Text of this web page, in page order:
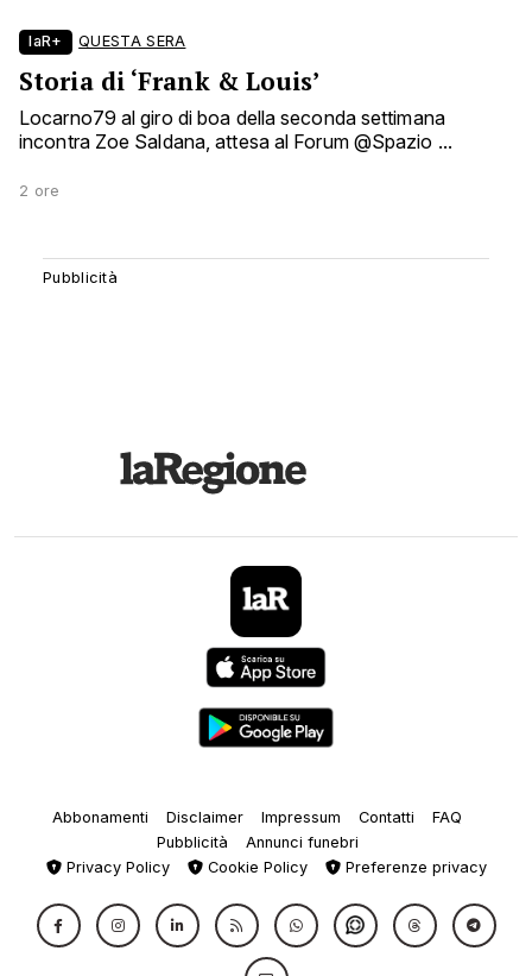
laR+ QUESTA SERA
Storia di ‘Frank & Louis’
Locarno79 al giro di boa della seconda settimana
incontra Zoe Saldana, attesa al Forum @Spazio ...
2 ore
Abbonamenti Disclaimer Impressum Contatti
FAQ
Pubblicità
Annunci funebri
Privacy Policy
Cookie Policy Preferenze privacy